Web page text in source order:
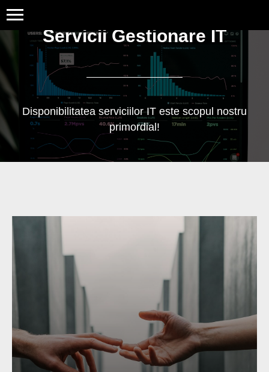
Servicii Gestionare IT
Disponibilitatea serviciilor IT este scopul nostru
primordial!